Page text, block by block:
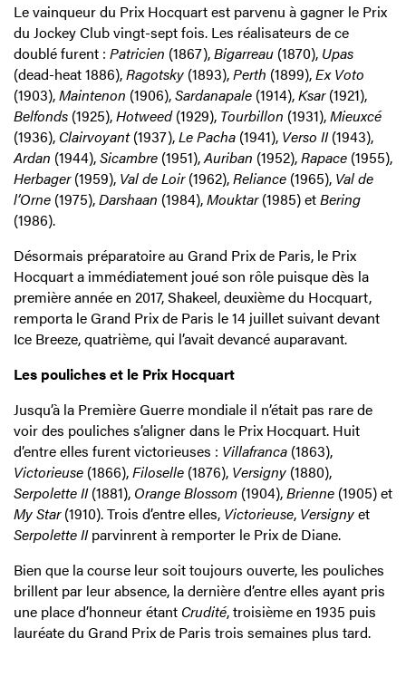
Le vainqueur du Prix Hocquart est parvenu à gagner le Prix
du Jockey Club vingt-sept fois. Les réalisateurs de ce
doublé furent : Patricien (1867),Bigarreau (1870), Upas
(dead-heat 1886),Ragotsky (1893),Perth (1899),Ex Voto
(1903),Maintenon (1906),Sardanapale (1914),Ksar(1921),
Belfonds (1925),Hotweed(1929), Tourbillon (1931),Mieuxcé
(1936), Clairvoyant(1937),Le Pacha (1941), Verso II(1943),
Ardan (1944),Sicambre (1951),Auriban (1952),Rapace (1955),
Herbager(1959), Val de Loir(1962),Reliance (1965), Val de
l’Orne (1975),Darshaan (1984),Mouktar(1985) etBering
(1986).
Désormais préparatoire au Grand Prix de Paris, le Prix
Hocquart a immédiatement joué son rôle puisque dès la
première année en 2017, Shakeel, deuxième du Hocquart,
remporta le Grand Prix de Paris le 14 juillet suivant devant
Ice Breeze, quatrième, qui l’avait devancé auparavant.
Les pouliches et le Prix Hocquart
Jusqu’à la Première Guerre mondiale il n’était pas rare de
voir des pouliches s’aligner dans le Prix Hocquart. Huit
d’entre elles furent victorieuses : Villafranca (1863),
Victorieuse (1866),Filoselle (1876), Versigny (1880),
Serpolette II(1881), Orange Blossom (1904),Brienne (1905) et
My Star(1910). Trois d’entre elles, Victorieuse, Versignyet
Serpolette IIparvinrent à remporter le Prix de Diane.
Bien que la course leur soit toujours ouverte, les pouliches
brillent par leur absence, la dernière d’entre elles ayant pris
une place d’honneur étant Crudité, troisième en 1935 puis
lauréate du Grand Prix de Paris trois semaines plus tard.